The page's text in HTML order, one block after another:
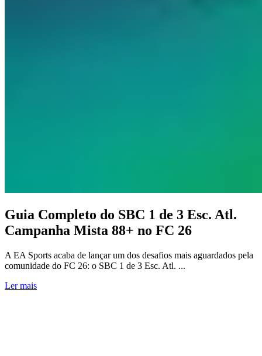
Guia Completo do SBC 1 de 3 Esc. Atl.
Campanha Mista 88+ no FC 26
A EA Sports acaba de lançar um dos desafios mais aguardados pela
comunidade do FC 26: o SBC 1 de 3 Esc. Atl. ...
Ler mais